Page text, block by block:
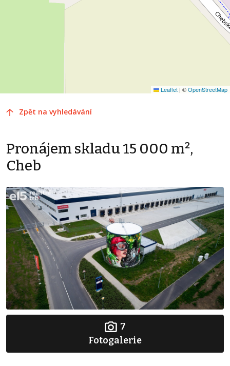
Leaflet | ©OpenStreetMap
Zpět na vyhledávání
Pronájem skladu 15 000 m²,
Cheb
7
Fotogalerie